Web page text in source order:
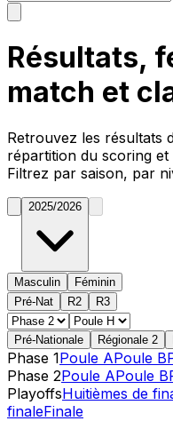
Résultats,
match et
Retrouvez les résultats
répartition du scoring et
Filtrez par saison, par
2025/2026
Masculin
Féminin
Pré-Nat
R2 R3
Pré-Nationale Régionale 2
Phase 1Poule APoule B
Phase 2Poule APoule B
PlayoffsHuitièmes de
finaleFinale